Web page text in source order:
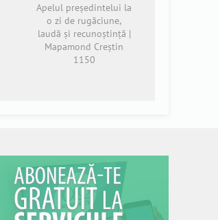
Apelul președintelui la
o zi de rugăciune,
laudă și recunoștință |
Mapamond Creștin
1150